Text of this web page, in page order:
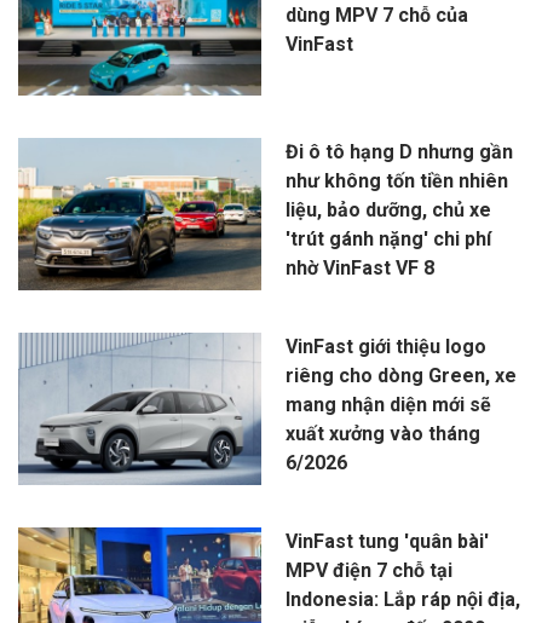
dùng MPV 7 chỗ của
VinFast
Đi ô tô hạng D nhưng gần
như không tốn tiền nhiên
liệu, bảo dưỡng, chủ xe
'trút gánh nặng' chi phí
nhờ VinFast VF 8
VinFast giới thiệu logo
riêng cho dòng Green, xe
mang nhận diện mới sẽ
xuất xưởng vào tháng
6/2026
VinFast tung 'quân bài'
MPV điện 7 chỗ tại
Indonesia: Lắp ráp nội địa,